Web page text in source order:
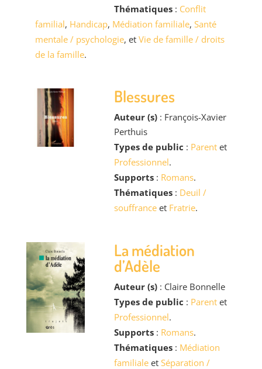
Thématiques: Conflit
familial, Handicap, Médiation familiale, Santé
mentale / psychologie, et Vie de famille / droits
de la famille.
Blessures
Auteur (s): François-Xavier
Perthuis
Types de public : Parentet
Professionnel.
Supports: Romans.
Thématiques: Deuil /
souffranceet Fratrie.
La médiation
d’Adèle
Auteur (s): Claire Bonnelle
Types de public : Parentet
Professionnel.
Supports: Romans.
Thématiques: Médiation
familialeet Séparation /